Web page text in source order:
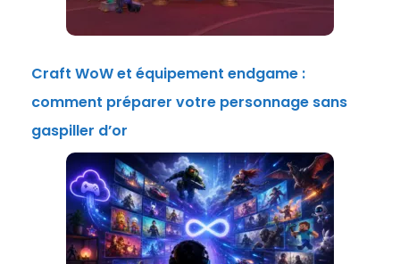
Craft WoW et équipement endgame :
comment préparer votre personnage sans
gaspiller d’or